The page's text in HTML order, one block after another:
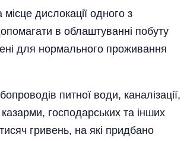
дислокації одного з
в облаштуванні побуту
для нормального проживання
питної води, каналізації,
господарських та інших
гривень, на які придбано